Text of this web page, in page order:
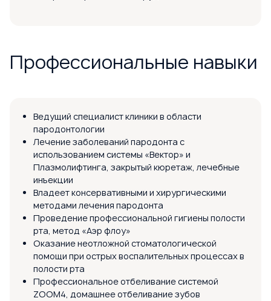
Профессиональные навыки
Ведущий специалист клиники в области
пародонтологии
Лечение заболеваний пародонта с
использованием системы «Вектор» и
Плазмолифтинга, закрытый кюретаж, лечебные
инъекции
Владеет консервативными и хирургическими
методами лечения пародонта
Проведение профессиональной гигиены полости
рта, метод «Аэр флоу»
Оказание неотложной стоматологической
помощи при острых воспалительных процессах в
полости рта
Профессиональное отбеливание системой
ZOOM4, домашнее отбеливание зубов